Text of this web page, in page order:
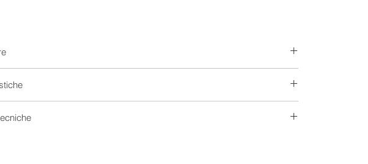
tensione è per il sistema a 12 V, per favore *2 nel sistema a 24 V, *3 nel
di carica